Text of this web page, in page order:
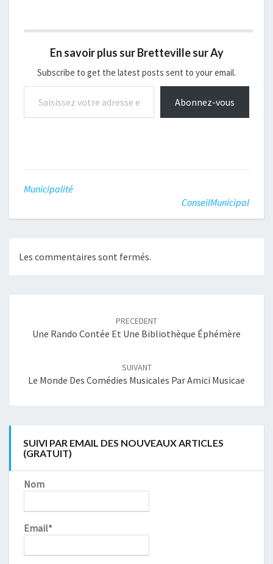
Approbation du PV du 21
2018Décisions
modificatives sur le
budget
on sur le choix de
l’entreprise retenue
En savoir plus sur Bretteville sur Ay
Subscribe to get the latest posts sent to your email.
Saisissez votre adresse e-mail…
Abonnez-vous
Municipalité
ConseilMunicipal
Les commentaires sont fermés.
PRECEDENT
Une Rando Contée Et Une Bibliothèque Éphémère
SUIVANT
Le Monde Des Comédies Musicales Par Amici Musicae
SUIVI PAR EMAIL DES NOUVEAUX ARTICLES
(GRATUIT)
Nom
Email*